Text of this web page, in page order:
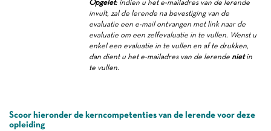
Opgelet: indien u het e-mailadres van de lerende
invult, zal de lerende na bevestiging van de
evaluatie een e-mail ontvangen met link naar de
evaluatie om een zelfevaluatie in te vullen. Wenst u
enkel een evaluatie in te vullen en af te drukken,
dan dient u het e-mailadres van de lerende nietin
te vullen.
Scoor hieronder de kerncompetenties van de lerende voor deze
opleiding